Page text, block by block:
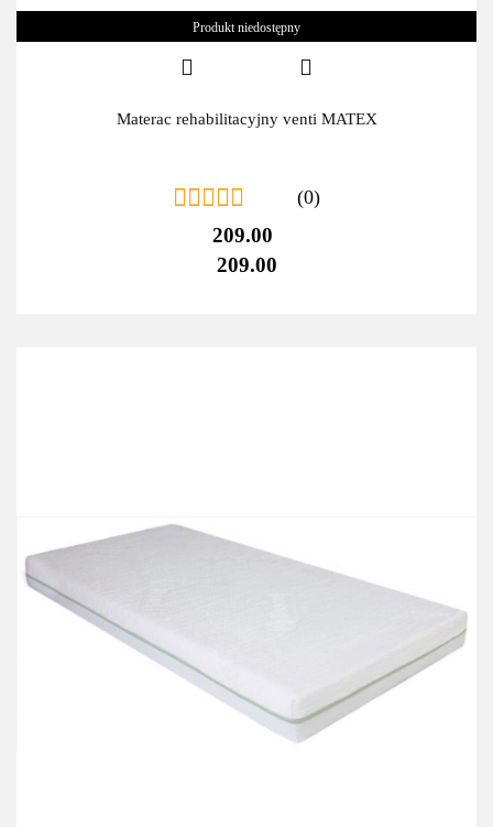
Produkt niedostępny
Materac rehabilitacyjny venti MATEX
(0)
209.00
209.00